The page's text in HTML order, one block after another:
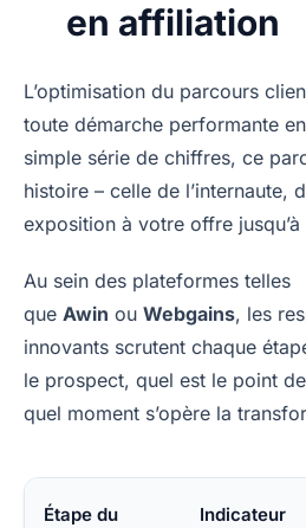
en affiliation
L’optimisation du parcours
toute démarche performante
simple série de chiffres, ce
histoire – celle de l’internaute,
exposition à votre offre
Au sein des plateformes telles
que Awin ou Webgains, les
innovants scrutent chaque
le prospect, quel est le point
quel moment s’opère la
Étape du
Indicateur